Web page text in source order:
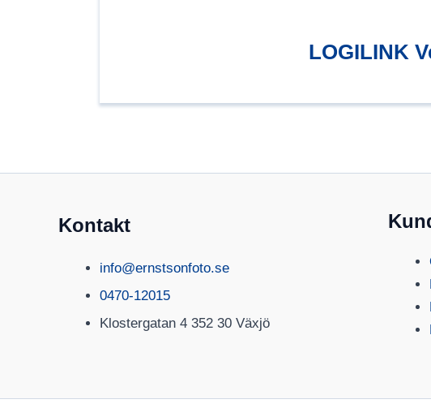
LOGILINK
Kontakt
info@ernstsonfoto.se
0470-12015
Klostergatan 4 352 30 Växjö